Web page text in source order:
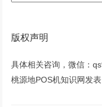
版权声明
具体相关咨询，微信：
桃源地POS机知识网发表